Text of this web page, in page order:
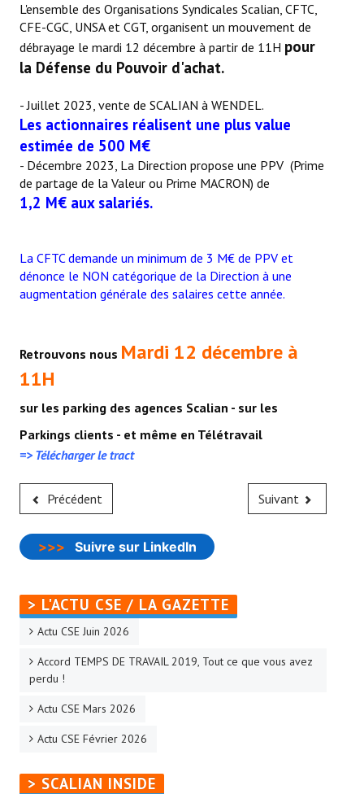
La CFTC Chez SCALIAN
> La Team en action
CONTACT
Formulaire de contact
AUTHENTIFICATION
- Via l'Intranet SCALIAN
- Via la BAL SCALIAN
L'ensemble des Organisations Syndicales Scalian, CFTC,
CFE-CGC, UNSA et CGT, organisent un mouvement de
débrayage le mardi 12 décembre à partir de 11H pour
la Défense du Pouvoir d'achat.
- Juillet 2023, vente de SCALIAN à WENDEL.
Les actionnaires réalisent une plus value
estimée de 500 M€
- Décembre 2023, La Direction propose une PPV (Prime
de partage de la Valeur ou Prime MACRON) de
1,2 M€ aux salariés.
La CFTC demande un minimum de 3 M€ de PPV et
dénonce le NON catégorique de la Direction à une
augmentation générale des salaires cette année.
Retrouvons nous Mardi 12 décembre à
11H
sur les parking des agences Scalian - sur les
Parkings clients - et même en Télétravail
=> Télécharger le tract
Précédent Suivant
>>> Suivre sur LinkedIn
> L'ACTU CSE / LA GAZETTE
Actu CSE Juin 2026
Accord TEMPS DE TRAVAIL 2019, Tout ce que vous avez
perdu !
Actu CSE Mars 2026
Actu CSE Février 2026
> SCALIAN INSIDE